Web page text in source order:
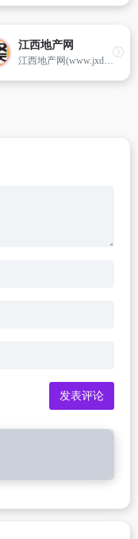
江西地产网
江西地产网(www.jxdcw.com)成立于2005年3月,前身为南昌房网（www.ncfw.cn）；在开通之际立足南昌,服务江西省各地区；经过8年的发展,江西地产网已经在南昌市民中树立良好的口碑,已成为南昌市民买房、卖房、上网找房首选网站,并于2009年4月成立江西地产网络联盟,邀请全省各城市当地最好的房地产网站结成战略同盟。